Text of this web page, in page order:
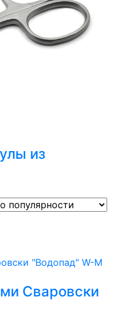
из
Сваровски